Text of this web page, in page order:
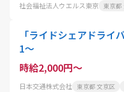
社会福祉法人ウエルス東京 東京都
「ライドシェアドラ
1〜
時給2,000円～
日本交通株式会社 東京都 文京区